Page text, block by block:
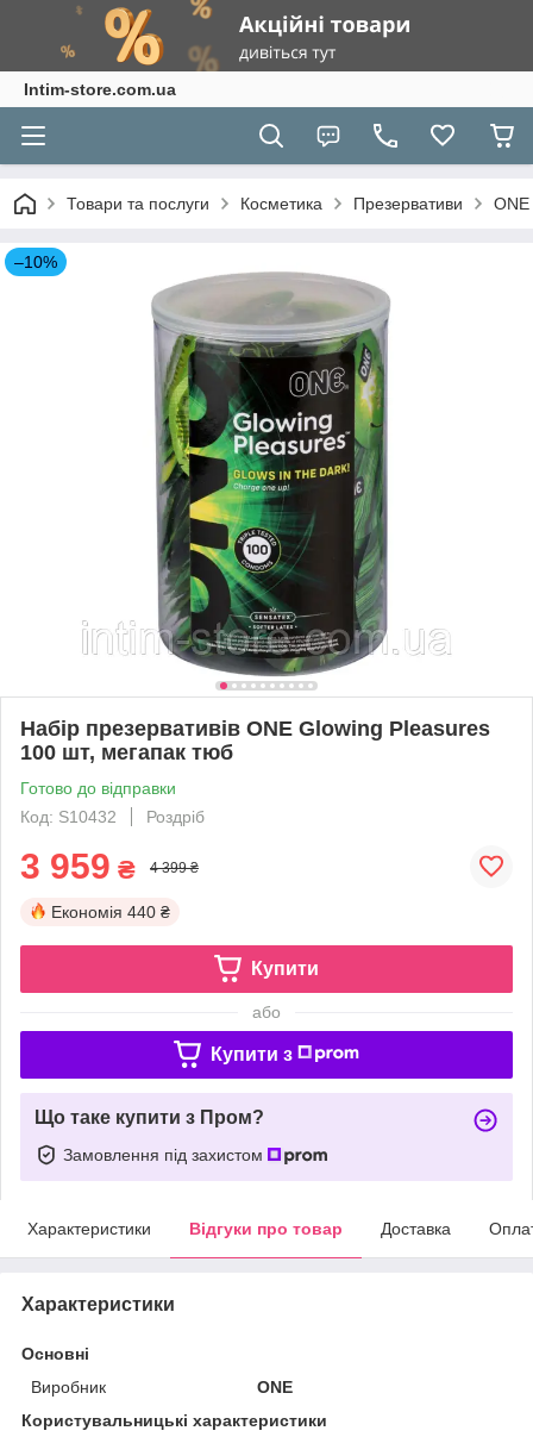
Intim-store.com.ua
Товари та послуги Косметика Презервативи ONE
–10%
Набір презервативів ONE Glowing Pleasures
100 шт, мегапак тюб
Готово до відправки
Код: S10432
Роздріб
3 959 ₴ 4 399 ₴
Економія 440 ₴
Купити
або
Купити з
Що таке купити з Пром?
Замовлення під захистом
Характеристики Відгуки про товар Доставка
Характеристики
Основні
Виробник
ONE
Користувальницькі характеристики